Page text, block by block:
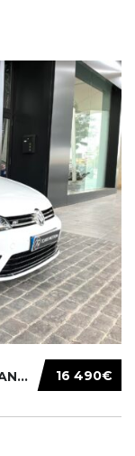
16 490€
VOLKSWAGEN GOLF VII(AU)3/5P/VARIANT(12-16 20...